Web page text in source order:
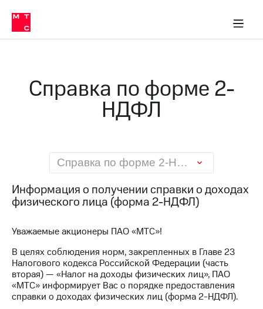
Медиа-центр
и акционерам
Устойчивое развитие
Комплаенс и деловая этика
компании
в МТС
региона
информация
Медиа-центр
Пресс-
релизы
МТС
о технологиях
Пресс-
Справка по форме 2-
НДФЛ
Справка по форме 2-НДФЛ
Информация о получении справки о доходах
физического лица (форма 2-НДФЛ)
Уважаемые акционеры ПАО «МТС»!
В целях соблюдения норм, закрепленных в Главе 23
Налогового кодекса Российской Федерации (часть
вторая) — «Налог на доходы физических лиц», ПАО
«МТС» информирует Вас о порядке предоставления
справки о доходах физических лиц (форма 2-НДФЛ).